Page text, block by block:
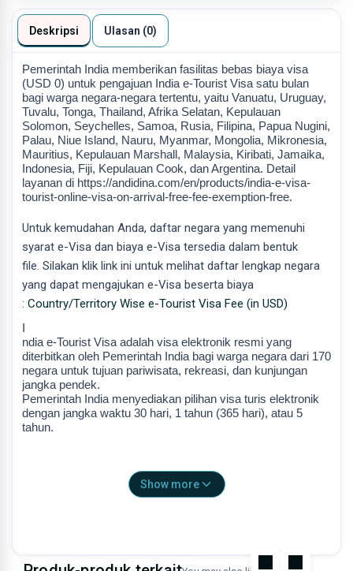
Deskripsi Ulasan (0)
Pemerintah India memberikan fasilitas bebas biaya visa
(USD 0) untuk pengajuan India e-Tourist Visa satu bulan
bagi warga negara-negara tertentu, yaitu Vanuatu, Uruguay,
Tuvalu, Tonga, Thailand, Afrika Selatan, Kepulauan
Solomon, Seychelles, Samoa, Rusia, Filipina, Papua Nugini,
Palau, Niue Island, Nauru, Myanmar, Mongolia, Mikronesia,
Mauritius, Kepulauan Marshall, Malaysia, Kiribati, Jamaika,
Indonesia, Fiji, Kepulauan Cook, dan Argentina. Detail
layanan di https://andidina.com/en/products/india-e-visa-
tourist-online-visa-on-arrival-free-fee-exemption-free.
Untuk kemudahan Anda, daftar negara yang memenuhi
syarat e-Visa dan biaya e-Visa tersedia dalam bentuk
file. Silakan klik link ini untuk melihat daftar lengkap negara
yang dapat mengajukan e-Visa beserta biaya
: Country/Territory Wise e-Tourist Visa Fee (in USD)
I
ndia e-Tourist Visa adalah visa elektronik resmi yang
diterbitkan oleh Pemerintah India bagi warga negara dari 170
negara untuk tujuan pariwisata, rekreasi, dan kunjungan
jangka pendek.
Pemerintah India menyediakan pilihan visa turis elektronik
dengan jangka waktu 30 hari, 1 tahun (365 hari), atau 5
tahun.
Jenis Visa & Masa Tinggal
Jenis Visa: One Month e-Tourist Visa
Masa Tinggal: 1 Bulan (30 Hari)
kedatangan, yaitu 30 hari sejak tanggal masuk.
Show more